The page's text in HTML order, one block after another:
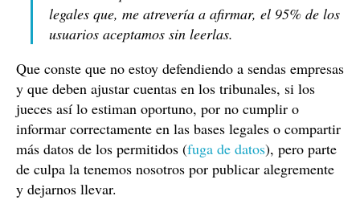
legales que, me atrevería a afirmar, el 95% de los
usuarios aceptamos sin leerlas.
Que conste que no estoy defendiendo a sendas empresas
y que deben ajustar cuentas en los tribunales, si los
jueces así lo estiman oportuno, por no cumplir o
informar correctamente en las bases legales o compartir
más datos de los permitidos (fuga de datos), pero parte
de culpa la tenemos nosotros por publicar alegremente
y dejarnos llevar.